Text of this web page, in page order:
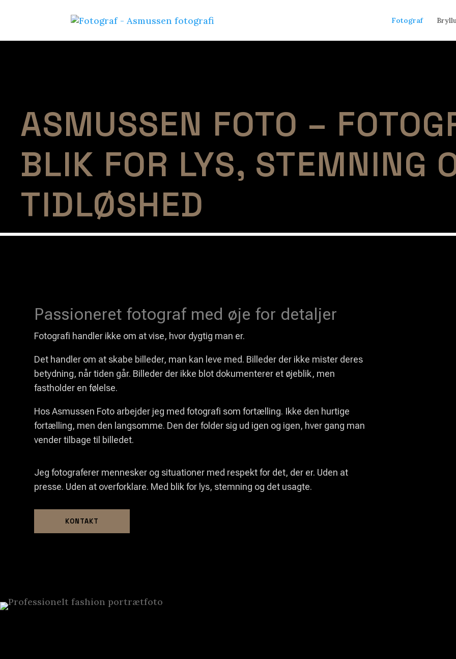
Fotograf
ASMUSSEN FOTO –
BLIK FOR LYS, STEMNING
TIDLØSHED
Passioneret fotograf med øje for detaljer
Fotografi handler ikke om at vise, hvor dygtig man er.
Det handler om at skabe billeder, man kan leve med. Billeder der ikke mister deres
betydning, når tiden går. Billeder der ikke blot dokumenterer et øjeblik, men
fastholder en følelse.
Hos Asmussen Foto arbejder jeg med fotografi som fortælling. Ikke den hurtige
fortælling, men den langsomme. Den der folder sig ud igen og igen, hver gang man
vender tilbage til billedet.
Jeg fotograferer mennesker og situationer med respekt for det, der er. Uden at
presse. Uden at overforklare. Med blik for lys, stemning og det usagte.
KONTAKT